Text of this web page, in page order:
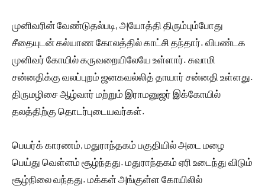
முனிவரின் வேண்டுதல்படி, அயோத்தி திரும்பும்போது
சீதையுடன் கல்யாண கோலத்தில் காட்சி தந்தார். விபண்டக
முனிவர் கோயில் கருவறையிலேயே உள்ளார். சுவாமி
சன்னதிக்கு வலப்புறம் ஜனகவல்லித் தாயார் சன்னதி உள்ளது.
திருமழிசை ஆழ்வார் மற்றும் இராமனுஜர் இக்கோயில்
தலத்திற்கு தொடர்புடையவர்கள்.
பெயர்க் காரணம், மதுராந்தகம் பகுதியில் அடை மழை
பெய்து வெள்ளம் சூழ்ந்தது. மதுராந்தகம் ஏரி உடைந்து விடும்
சூழ்நிலை வந்தது. மக்கள் அங்குள்ள கோயிலில்